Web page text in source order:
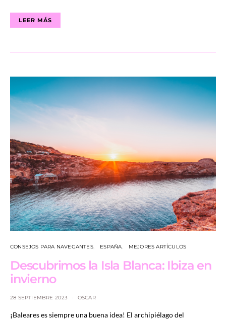
LEER MÁS
CONSEJOS PARA NAVEGANTES ESPAÑA MEJORES ARTÍCULOS
Descubrimos la Isla Blanca: Ibiza en
invierno
28 SEPTIEMBRE 2023 OSCAR
¡Baleares es siempre una buena idea! El archipiélago del